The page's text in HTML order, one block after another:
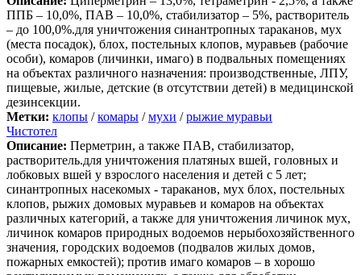
ППБ – 10,0%, ПАВ – 10,0%, стабилизатор – 5%, растворитель
– до 100,0%.для уничтожения синантропных тараканов, мух
(места посадок), блох, постельных клопов, муравьев (рабочие
особи), комаров (личинки, имаго) в подвальных помещениях
на объектах различного назначения: производственные, ЛПУ,
пищевые, жилые, детские (в отсутствии детей) в медицинской
дезинсекции.
Метки: клопы /комары /мухи /рыжие муравьи
Чистотел
Описание: Перметрин, а также ПАВ, стабилизатор,
растворитель.для уничтожения платяных вшей, головных и
лобковых вшей у взрослого населения и детей с 5 лет;
синантропных насекомых - тараканов, мух блох, постельных
клопов, рыжих домовых муравьев и комаров на объектах
различных категорий, а также для уничтожения личинок мух,
личинок комаров природных водоемов нерыбохозяйственного
значения, городских водоемов (подвалов жилых домов,
пожарных емкостей); против имаго комаров – в хорошо